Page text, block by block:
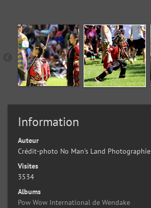
Information
Auteur
Crédit-photo No Man's Land Photographie
Visites
3534
Albums
Pow Wow International de Wendake